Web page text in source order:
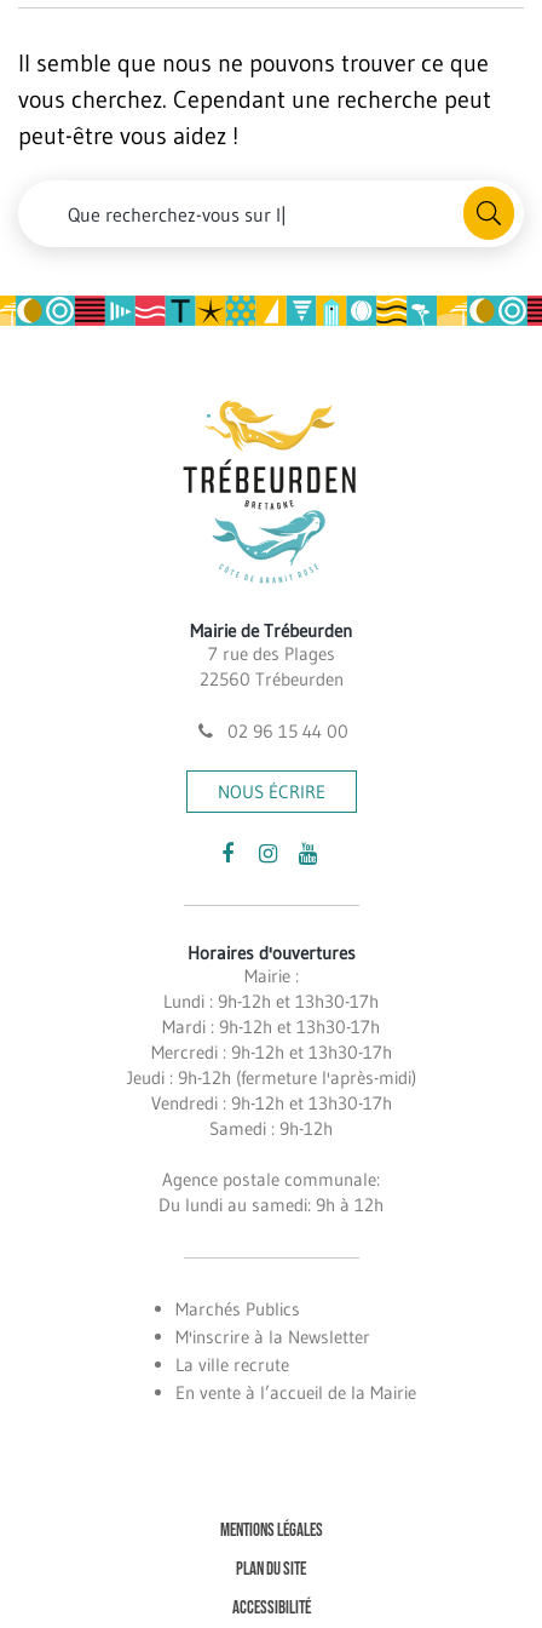
Il semble que nous ne pouvons trouver ce que
vous cherchez. Cependant une recherche peut
peut-être vous aidez !
Mairie de Trébeurden
7 rue des Plages
22560 Trébeurden
02 96 15 44 00
NOUS ÉCRIRE
Lien
compte
Facebook
Lien
compte
Instagram
Lien
chaîne
Youtube
Horaires d'ouvertures
Mairie :
Lundi : 9h-12h et 13h30-17h
Mardi : 9h-12h et 13h30-17h
Mercredi : 9h-12h et 13h30-17h
Jeudi : 9h-12h (fermeture l'après-midi)
Vendredi : 9h-12h et 13h30-17h
Samedi : 9h-12h
Agence postale communale:
Du lundi au samedi: 9h à 12h
Marchés Publics
M'inscrire à la Newsletter
La ville recrute
En vente à l’accueil de la Mairie
MENTIONS LÉGALES
PLAN DU SITE
ACCESSIBILITÉ